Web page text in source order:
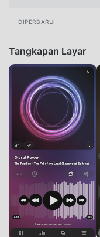
DIPERBARUI
Tangkapan Layar